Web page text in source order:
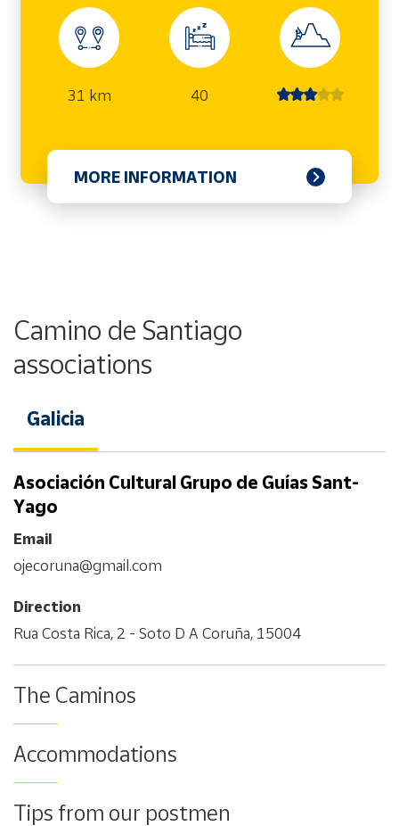
31 km 40
MORE INFORMATION
Camino de Santiago
associations
Galicia
Asociación Cultural Grupo de Guías Sant-
Yago
Email
ojecoruna@gmail.com
Direction
Rua Costa Rica, 2 - Soto D A Coruña, 15004
The Caminos
Accommodations
Tips from our postmen